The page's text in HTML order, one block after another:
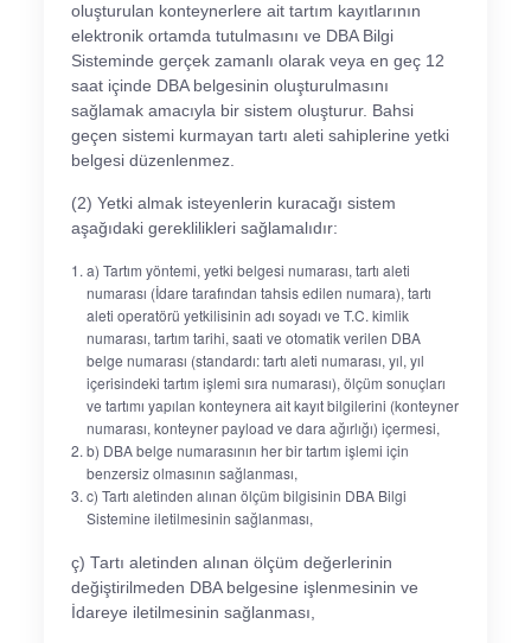
oluşturulan konteynerlere ait tartım kayıtlarının
elektronik ortamda tutulmasını ve DBA Bilgi
Sisteminde gerçek zamanlı olarak veya en geç 12
saat içinde DBA belgesinin oluşturulmasını
sağlamak amacıyla bir sistem oluşturur. Bahsi
geçen sistemi kurmayan tartı aleti sahiplerine yetki
belgesi düzenlenmez.
(2) Yetki almak isteyenlerin kuracağı sistem
aşağıdaki gereklilikleri sağlamalıdır:
a) Tartım yöntemi, yetki belgesi numarası, tartı aleti
numarası (İdare tarafından tahsis edilen numara), tartı
aleti operatörü yetkilisinin adı soyadı ve T.C. kimlik
numarası, tartım tarihi, saati ve otomatik verilen DBA
belge numarası (standardı: tartı aleti numarası, yıl, yıl
içerisindeki tartım işlemi sıra numarası), ölçüm sonuçları
ve tartımı yapılan konteynera ait kayıt bilgilerini (konteyner
numarası, konteyner payload ve dara ağırlığı) içermesi,
b) DBA belge numarasının her bir tartım işlemi için
benzersiz olmasının sağlanması,
c) Tartı aletinden alınan ölçüm bilgisinin DBA Bilgi
Sistemine iletilmesinin sağlanması,
ç) Tartı aletinden alınan ölçüm değerlerinin
değiştirilmeden DBA belgesine işlenmesinin ve
İdareye iletilmesinin sağlanması,